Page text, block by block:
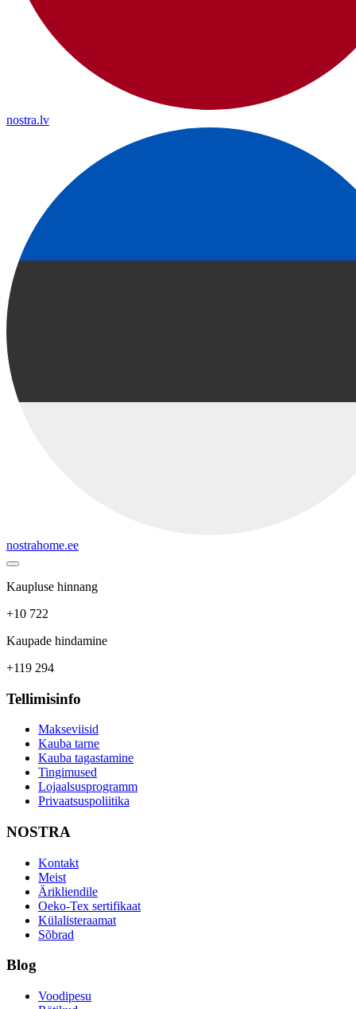
nostra.lv
nostrahome.ee
Kaupluse hinnang
+10 722
Kaupade hindamine
+119 294
Tellimisinfo
Makseviisid
Kauba tarne
Kauba tagastamine
Tingimused
Lojaalsusprogramm
Privaatsuspoliitika
NOSTRA
Kontakt
Meist
Ärikliendile
Oeko-Tex sertifikaat
Külalisteraamat
Sõbrad
Blog
Voodipesu